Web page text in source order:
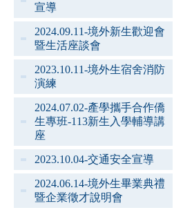
宣導
2024.09.11-境外新生歡迎會
暨生活座談會
2023.10.11-境外生宿舍消防
演練
2024.07.02-產學攜手合作僑
生專班-113新生入學輔導講
座
2023.10.04-交通安全宣導
2024.06.14-境外生畢業典禮
暨企業徵才說明會